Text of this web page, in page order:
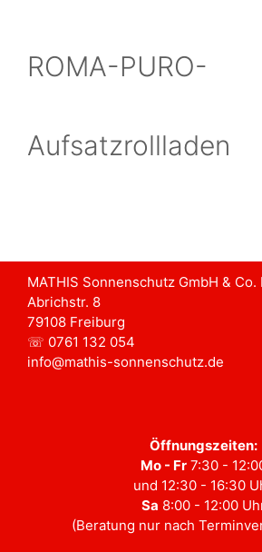
ROMA-PURO-
Aufsatzrollladen
MATHIS Sonnenschutz GmbH & Co.
Abrichstr. 8
79108 Freiburg
☏ 0761 132 054
info@mathis-sonnenschutz.de
Öffnungszeiten:
Mo - Fr7:30 -
und 12:30 - 16:30
Sa 8:00 - 12:00
(Beratung nur nach